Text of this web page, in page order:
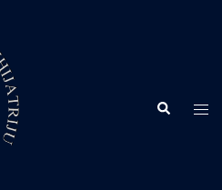
Search